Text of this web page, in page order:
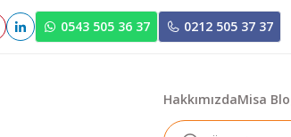
0543 505 36 37 0212 505 37 37
HakkımızdaMisa